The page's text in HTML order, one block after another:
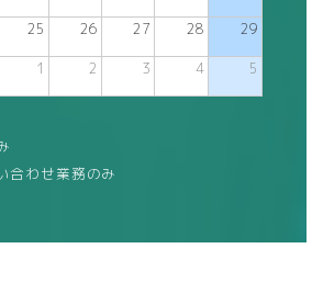
25 26 27 28 29
1 2 3 4 5
合わせ業務のみ